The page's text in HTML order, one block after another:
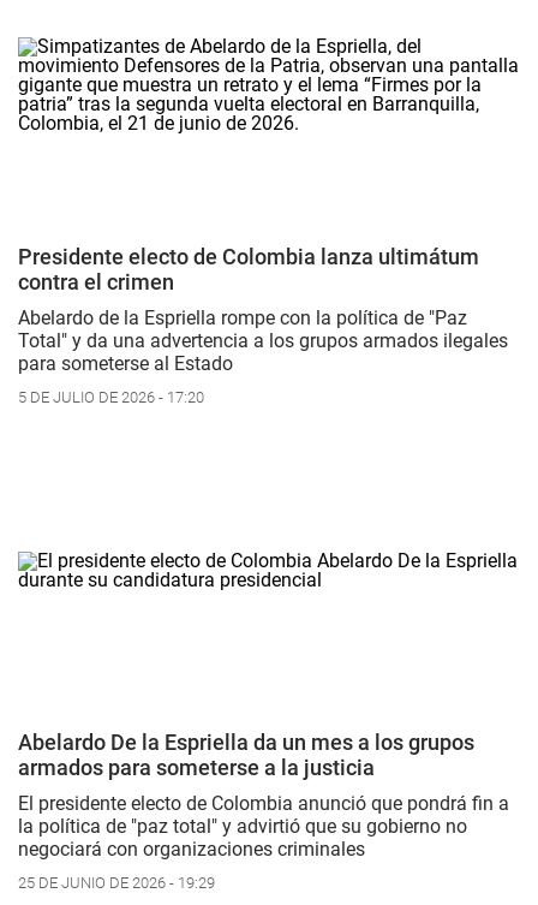
Presidente electo de Colombia lanza ultimátum
contra el crimen
Abelardo de la Espriella rompe con la política de "Paz
Total" y da una advertencia a los grupos armados ilegales
para someterse al Estado
5 DE JULIO DE 2026 - 17:20
Abelardo De la Espriella da un mes a los grupos
armados para someterse a la justicia
El presidente electo de Colombia anunció que pondrá fin a
la política de "paz total" y advirtió que su gobierno no
negociará con organizaciones criminales
25 DE JUNIO DE 2026 - 19:29